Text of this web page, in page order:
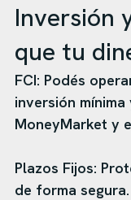
Inversión
que tu
FCI: Podés
inversión
MoneyMarket y
Plazos Fijos:
de forma